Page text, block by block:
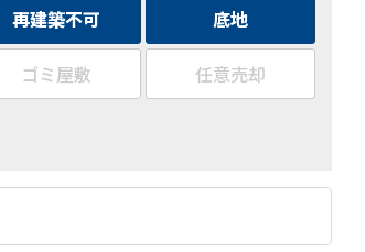
再建築不可 底地
ゴミ屋敷 任意売却